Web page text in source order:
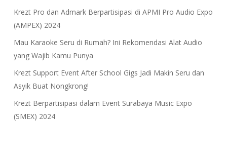
Krezt Pro dan Admark Berpartisipasi di APMI Pro Audio Expo
(AMPEX) 2024
Mau Karaoke Seru di Rumah? Ini Rekomendasi Alat Audio
yang Wajib Kamu Punya
Krezt Support Event After School Gigs Jadi Makin Seru dan
Asyik Buat Nongkrong!
Krezt Berpartisipasi dalam Event Surabaya Music Expo
(SMEX) 2024